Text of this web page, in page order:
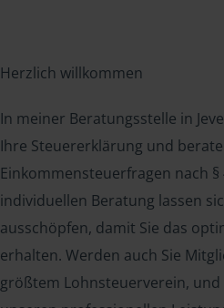
Herzlich willkommen
In meiner Beratungsstelle in
Ihre Steuererklärung und
Einkommensteuerfragen nach
individuellen Beratung lassen
ausschöpfen, damit Sie das
erhalten. Werden auch Sie
größtem Lohnsteuerverein,